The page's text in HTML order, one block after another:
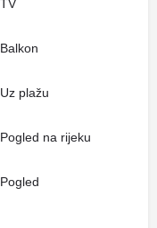
TV
Balkon
Uz plažu
Pogled na rijeku
Pogled